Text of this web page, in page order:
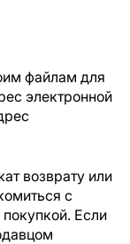
файлам для
электронной
возврату или
с
Если